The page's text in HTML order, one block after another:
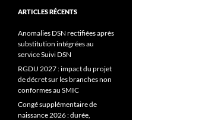
ARTICLES RÉCENTS
Anomalies DSN rectifiées après
substitution intégrées au
service Suivi DSN
RGDU 2027 : impact du projet
de décret sur les branches non
conformes au SMIC
Congé supplémentaire de
naissance 2026 : durée,